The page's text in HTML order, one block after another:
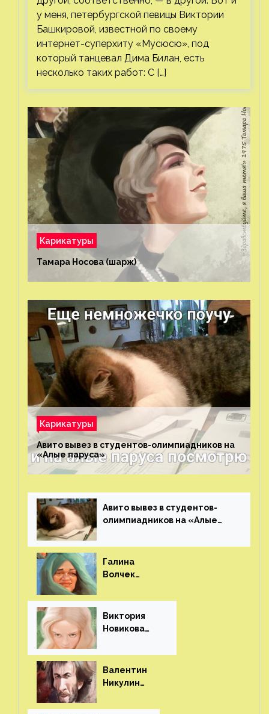
у меня, петербургской певицы Виктории
Башкировой, известной по своему
интернет-суперхиту «Мусюсю», под
который танцевал Дима Билан, есть
несколько таких работ: С […]
Карикатуры
Тамара Носова (шарж)⁠⁠
Карикатуры
Авито вывез в студентов-олимпиадников на
«Алые паруса»⁠⁠
Авито вывез в студентов-
олимпиадников на «Алые
Галина
Волчек
Виктория
Новикова
Валентин
Никулин